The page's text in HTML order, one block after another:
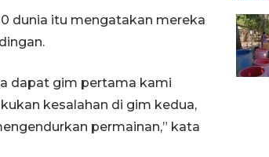
dunia itu mengatakan mereka
dapat gim pertama kami
kesalahan di gim kedua,
permainan,” kata